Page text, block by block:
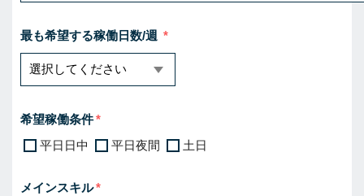
最も希望する稼働日数/週
希望稼働条件
平日日中
平日夜間 土日
メインスキル